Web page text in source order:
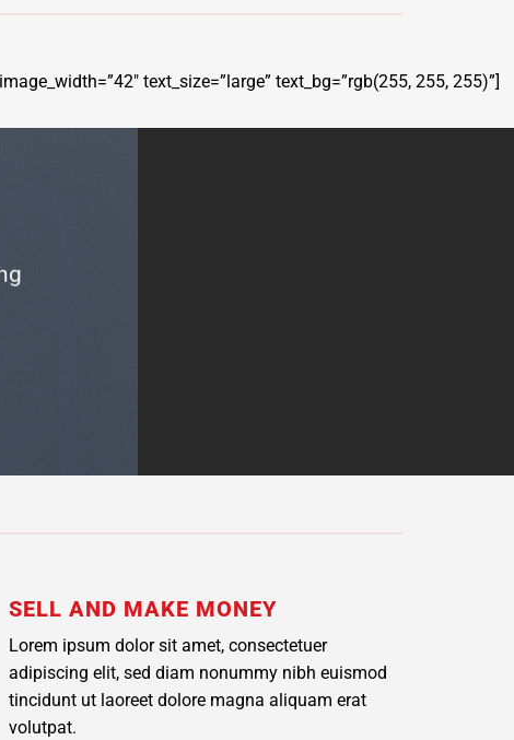
text_size=”large” text_bg=”rgb(255, 255, 255)”]
SELL AND MAKE MONEY
Lorem ipsum dolor sit amet, consectetuer
adipiscing elit, sed diam nonummy nibh euismod
tincidunt ut laoreet dolore magna aliquam erat
volutpat.